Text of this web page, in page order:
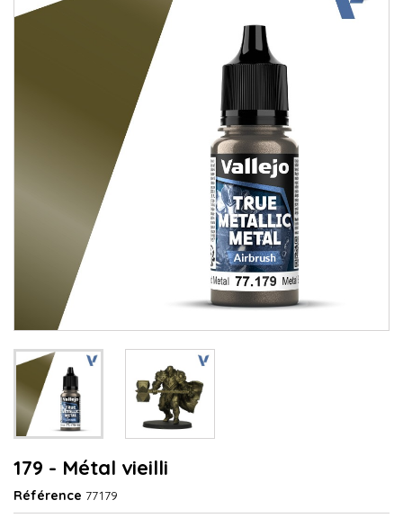
179 - Métal vieilli
Référence 77179